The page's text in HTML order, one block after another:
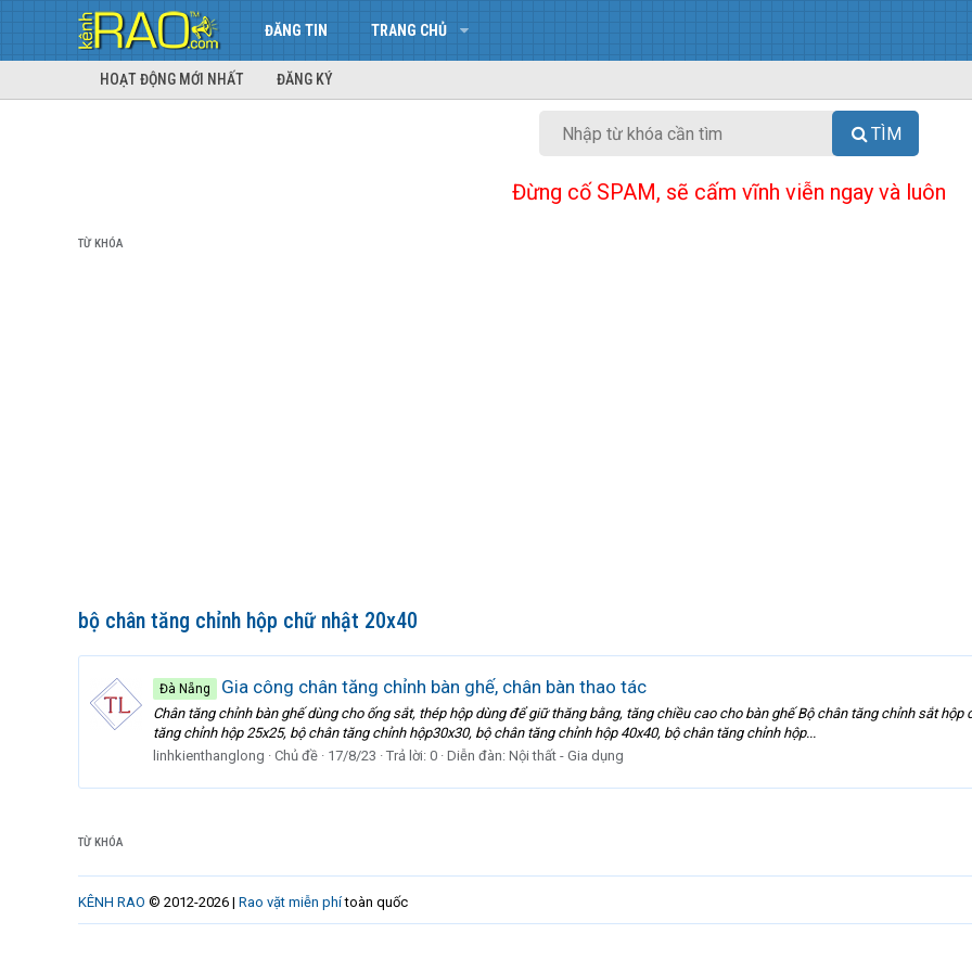
ĐĂNG TIN TRANG CHỦ
HOẠT ĐỘNG MỚI NHẤT ĐĂNG KÝ
TÌM
Đừng cố SPAM, sẽ cấm vĩnh viễn ngay và luôn
TỪ KHÓA
bộ chân tăng chỉnh hộp chữ nhật 20x40
Đà Nẵng Gia công chân tăng chỉnh bàn ghế, chân bàn thao tác
Chân tăng chỉnh bàn ghế dùng cho ống sắt, thép hộp dùng để giữ thăng bằng, tăng chiều cao cho bàn ghế Bộ chân tăng chỉnh sắt
tăng chỉnh hộp 25x25, bộ chân tăng chỉnh hộp30x30, bộ chân tăng chỉnh hộp 40x40, bộ chân tăng chỉnh hộp...
linhkienthanglong
Chủ đề 17/8/23 Trả lời: 0 Diễn đàn: Nội thất - Gia dụng
TỪ KHÓA
KÊNH RAO © 2012-2026 | Rao vặt miễn phítoàn quốc